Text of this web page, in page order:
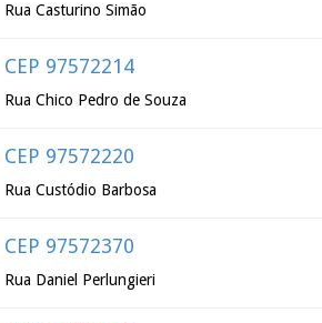
Rua Casturino Simão
CEP 97572214
Rua Chico Pedro de Souza
CEP 97572220
Rua Custódio Barbosa
CEP 97572370
Rua Daniel Perlungieri